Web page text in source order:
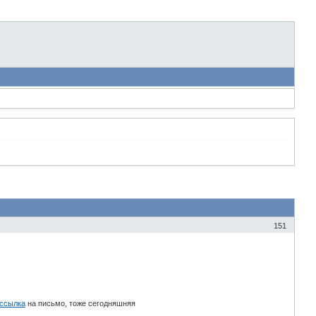
151
ссылка на письмо, тоже сегодняшняя